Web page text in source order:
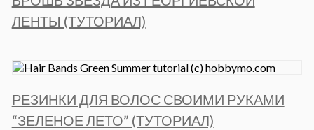
ЛЕНТЫ (ТУТОРИАЛ)
РЕЗИНКИ ДЛЯ ВОЛОС СВОИМИ РУКАМИ
“ЗЕЛЕНОЕ ЛЕТО” (ТУТОРИАЛ)